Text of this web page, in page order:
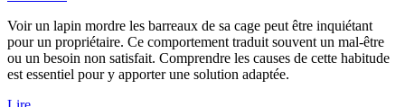
Voir un lapin mordre les barreaux de sa cage peut être inquiétant
pour un propriétaire. Ce comportement traduit souvent un mal-être
ou un besoin non satisfait. Comprendre les causes de cette habitude
est essentiel pour y apporter une solution adaptée.